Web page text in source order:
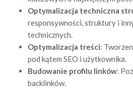
Optymalizacja techniczna
responsywności, struktury i
technicznych.
Optymalizacja treści:
pod kątem SEO i użytkownika.
Budowanie profilu linków:
backlinków.